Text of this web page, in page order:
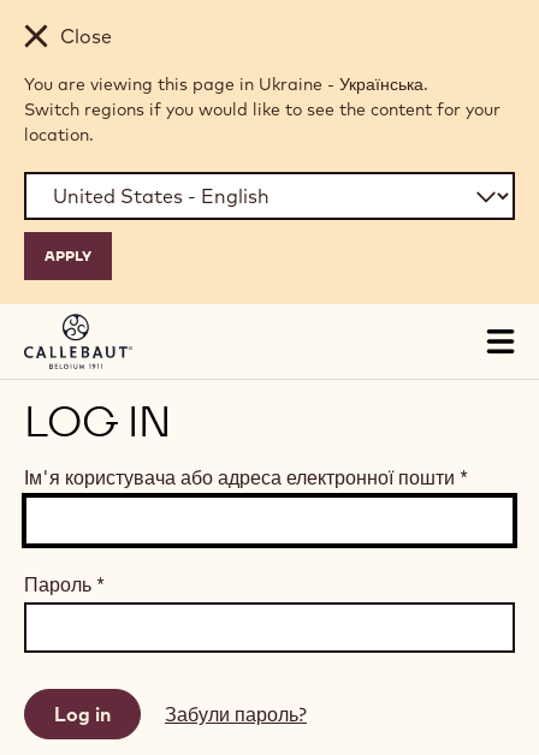
Skip to main content
Close
You are viewing this page in Ukraine - Українська.
Switch regions if you would like to see the content for your
location.
LOG IN
Ім'я користувача або адреса електронної пошти *
Пароль *
Забули пароль?